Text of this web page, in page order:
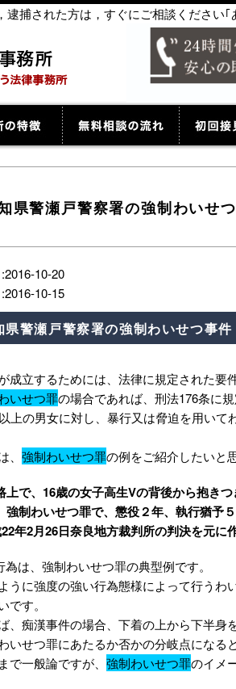
捕された方は，すぐにご相談ください
県警瀬戸警察署の強制わいせ
10-20
10-15
県警瀬戸警察署の強制わいせつ事
成立するためには、法律に規定された要
いせつ罪の場合であれば、刑法176条に規
上の男女に対し、暴行又は脅迫を用い
、 強制わいせつ罪の例をご紹介したいと
上で、16歳の女子高生Vの背後から抱き
強制わいせつ罪で、懲役２年、執行猶予
年2月26日奈良地方裁判所の判決を元に
為は、強制わいせつ罪の典型例です。
うに強度の強い行為態様によって行う
です。
、痴漢事件の場合、下着の上から下半
いせつ罪にあたるか否かの分岐点になる
で一般論ですが、 強制わいせつ罪のイメ